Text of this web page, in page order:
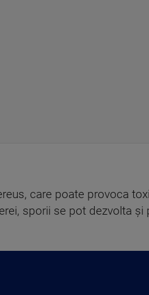
care poate provoca
sporii se pot dezvolta